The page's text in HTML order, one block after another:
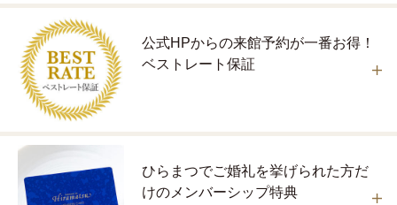
公式HPからの来館予約が一番お得！
ベストレート保証
ひらまつでご婚礼を挙げられた方だ
けのメンバーシップ特典